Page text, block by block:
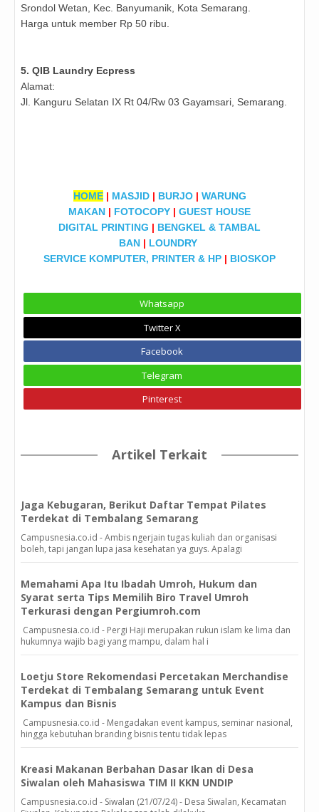
Srondol Wetan, Kec. Banyumanik, Kota Semarang.
Harga untuk member Rp 50 ribu.
5. QIB Laundry Ecpress
Alamat:
Jl. Kanguru Selatan IX Rt 04/Rw 03 Gayamsari, Semarang.
HOME | MASJID | BURJO | WARUNG
MAKAN | FOTOCOPY | GUEST HOUSE
DIGITAL PRINTING | BENGKEL & TAMBAL
BAN | LOUNDRY
SERVICE KOMPUTER, PRINTER & HP | BIOSKOP
Whatsapp
Twitter X
Facebook
Telegram
Pinterest
Artikel Terkait
Jaga Kebugaran, Berikut Daftar Tempat Pilates
Terdekat di Tembalang Semarang
Campusnesia.co.id - Ambis ngerjain tugas kuliah dan organisasi
boleh, tapi jangan lupa jasa kesehatan ya guys. Apalagi
Memahami Apa Itu Ibadah Umroh, Hukum dan
Syarat serta Tips Memilih Biro Travel Umroh
Terkurasi dengan Pergiumroh.com
Campusnesia.co.id - Pergi Haji merupakan rukun islam ke lima dan
hukumnya wajib bagi yang mampu, dalam hal i
Loetju Store Rekomendasi Percetakan Merchandise
Terdekat di Tembalang Semarang untuk Event
Kampus dan Bisnis
Campusnesia.co.id - Mengadakan event kampus, seminar nasional,
hingga kebutuhan branding bisnis tentu tidak lepas
Kreasi Makanan Berbahan Dasar Ikan di Desa
Siwalan oleh Mahasiswa TIM II KKN UNDIP
Campusnesia.co.id - Siwalan (21/07/24) - Desa Siwalan, Kecamatan